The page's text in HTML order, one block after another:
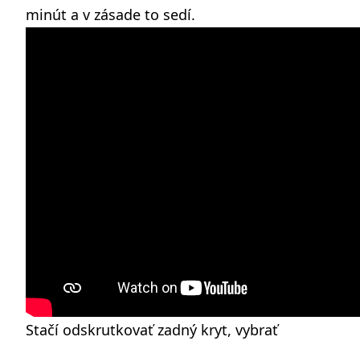
minút a v zásade to sedí.
Stačí odskrutkovať zadný kryt, vybrať